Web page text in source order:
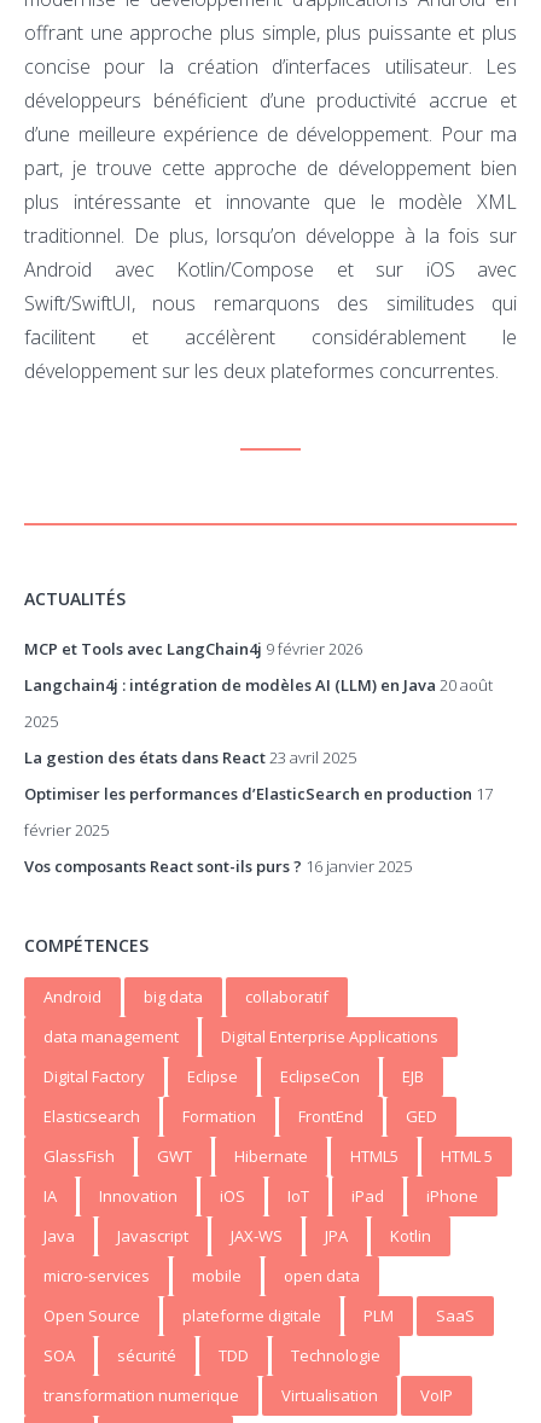
offrant une approche plus simple, plus puissante et plus
concise pour la création d’interfaces utilisateur. Les
développeurs bénéficient d’une productivité accrue et
d’une meilleure expérience de développement. Pour ma
part, je trouve cette approche de développement bien
plus intéressante et innovante que le modèle XML
traditionnel. De plus, lorsqu’on développe à la fois sur
Android avec Kotlin/Compose et sur iOS avec
Swift/SwiftUI, nous remarquons des similitudes qui
facilitent et accélèrent considérablement le
développement sur les deux plateformes concurrentes.
ACTUALITÉS
MCP et Tools avec LangChain4j 9 février 2026
Langchain4j : intégration de modèles AI (LLM) en Java 20 août
2025
La gestion des états dans React23 avril 2025
Optimiser les performances d’ElasticSearch en production 17
février 2025
Vos composants React sont-ils purs ? 16 janvier 2025
COMPÉTENCES
Android big data
collaboratif
data management
Digital Enterprise Applications
Digital Factory
Eclipse EclipseCon
EJB
Elasticsearch
Formation FrontEnd
GED
GlassFish
GWT Hibernate HTML5
HTML 5
IA
Innovation iOS IoT iPad
iPhone
Java
Javascript JAX-WS JPA
Kotlin
micro-services
mobile
open data
Open Source
plateforme digitale PLM
SaaS
SOA
sécurité TDD
Technologie
transformation numerique
Virtualisation
VoIP